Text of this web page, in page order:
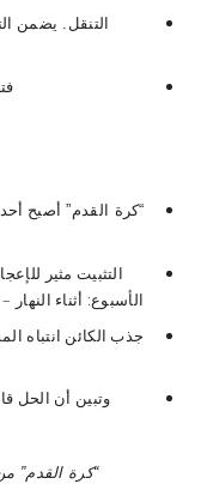
التنقل. يضمن
“كرة القدم” أصبح
التثبيت مثير
الأسبوع: أثناء
جذب الكائن انتباه
وتبين أن الحل
“كرة القدم”